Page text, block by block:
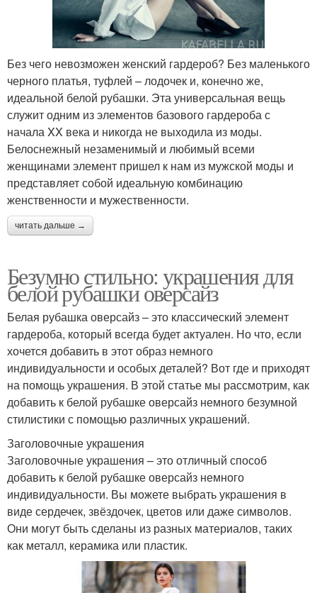
Без чего невозможен женский гардероб? Без маленького
черного платья, туфлей – лодочек и, конечно же,
идеальной белой рубашки. Эта универсальная вещь
служит одним из элементов базового гардероба с
начала XX века и никогда не выходила из моды.
Белоснежный незаменимый и любимый всеми
женщинами элемент пришел к нам из мужской моды и
представляет собой идеальную комбинацию
женственности и мужественности.
читать дальше →
Безумно стильно: украшения для
белой рубашки оверсайз
Белая рубашка оверсайз – это классический элемент
гардероба, который всегда будет актуален. Но что, если
хочется добавить в этот образ немного
индивидуальности и особых деталей? Вот где и приходят
на помощь украшения. В этой статье мы рассмотрим, как
добавить к белой рубашке оверсайз немного безумной
стилистики с помощью различных украшений.
Заголовочные украшения
Заголовочные украшения – это отличный способ
добавить к белой рубашке оверсайз немного
индивидуальности. Вы можете выбрать украшения в
виде сердечек, звёздочек, цветов или даже символов.
Они могут быть сделаны из разных материалов, таких
как металл, керамика или пластик.